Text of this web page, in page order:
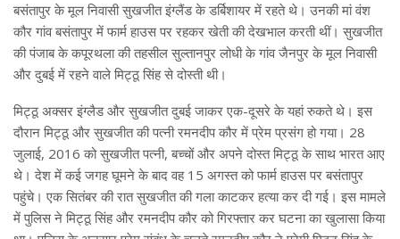
बसंतापुर के मूल निवासी सुखजीत इंग्लैंड के डर्बिशायर में रहते थे। उनकी मां वंश
कौर गांव बसंतापुर में फार्म हाउस पर रहकर खेती की देखभाल करती थीं। सुखजीत
की पंजाब के कपूरथला की तहसील सुल्तानपुर लोधी के गांव जैनपुर के मूल निवासी
और दुबई में रहने वाले मिट्ठू सिंह से दोस्ती थी।
मिट्ठू अक्सर इंग्लैड और सुखजीत दुबई जाकर एक-दूसरे के यहां रुकते थे। इस
दौरान मिट्ठू और सुखजीत की पत्नी रमनदीप कौर में प्रेम प्रसंग हो गया। 28
जुलाई, 2016 को सुखजीत पत्नी, बच्चों और अपने दोस्त मिट्ठू के साथ भारत आए
थे। देश में कई जगह घूमने के बाद वह 15 अगस्त को फार्म हाउस पर बसंतापुर
पहुंचे। एक सितंबर की रात सुखजीत की गला काटकर हत्या कर दी गई। इस मामले
में पुलिस ने मिट्ठू सिंह और रमनदीप कौर को गिरफ्तार कर घटना का खुलासा किया